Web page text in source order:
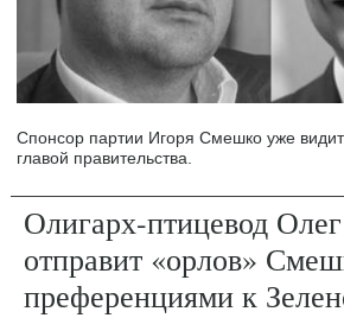
Спонсор партии Игоря Смешко уже
главой правительства.
Олигарх-птицевод
отправит «орлов»
преференциями к